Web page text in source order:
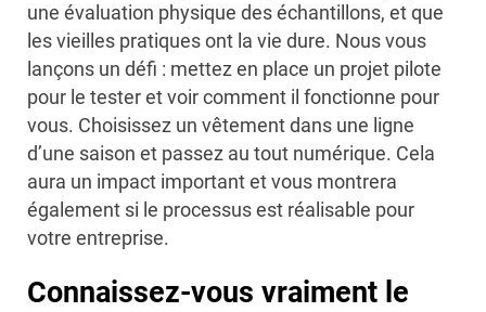
une évaluation physique des échantillons, et que
les vieilles pratiques ont la vie dure. Nous vous
lançons un défi : mettez en place un projet pilote
pour le tester et voir comment il fonctionne pour
vous. Choisissez un vêtement dans une ligne
d’une saison et passez au tout numérique. Cela
aura un impact important et vous montrera
également si le processus est réalisable pour
votre entreprise.
Connaissez-vous vraiment le